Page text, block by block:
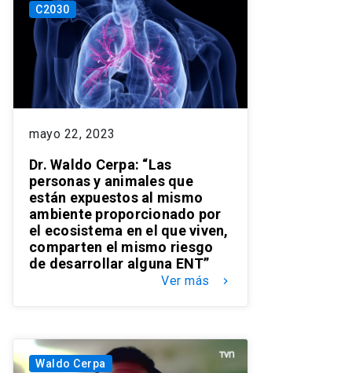
C2030
mayo 22, 2023
Dr. Waldo Cerpa: “Las
personas y animales que
están expuestos al mismo
ambiente proporcionado por
el ecosistema en el que viven,
comparten el mismo riesgo
de desarrollar alguna ENT”
Ver más keyboard_arrow_right
Waldo Cerpa